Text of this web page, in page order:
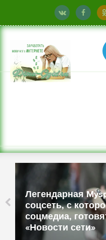
Легендарная
соцсеть, с
соцмедиа,
«Новости сети»